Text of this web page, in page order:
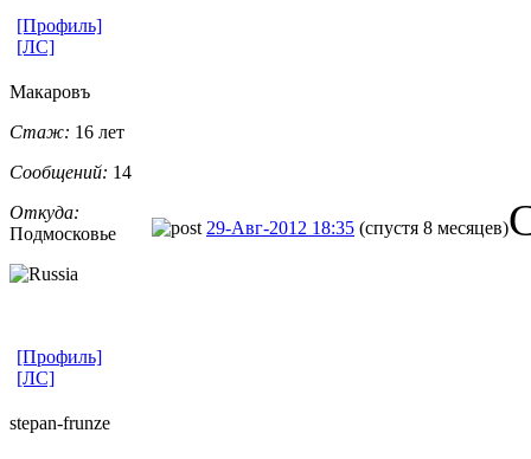
[Профиль]
[ЛС]
Макаровъ
Стаж: 16 лет
Сообщений: 14
Откуда:
Подмосковье
29-Авг-2012 18:35 (спустя 8 месяцев)
[Профиль]
[ЛС]
stepan-frunz​e